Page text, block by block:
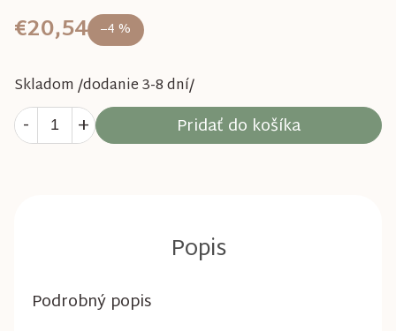
–4 %
€20,54
Skladom /dodanie 3-8 dní/
Pridať do košíka
Podrobný popis